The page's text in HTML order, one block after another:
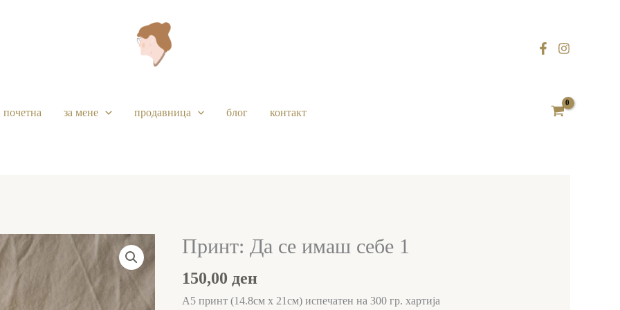
почетна за мене продавница блог контакт
Принт: Да се имаш себе 1
150,00ден
А5 принт (14.8см x 21см) испечатен на 300 гр. хартија
Принт:
се
имаш